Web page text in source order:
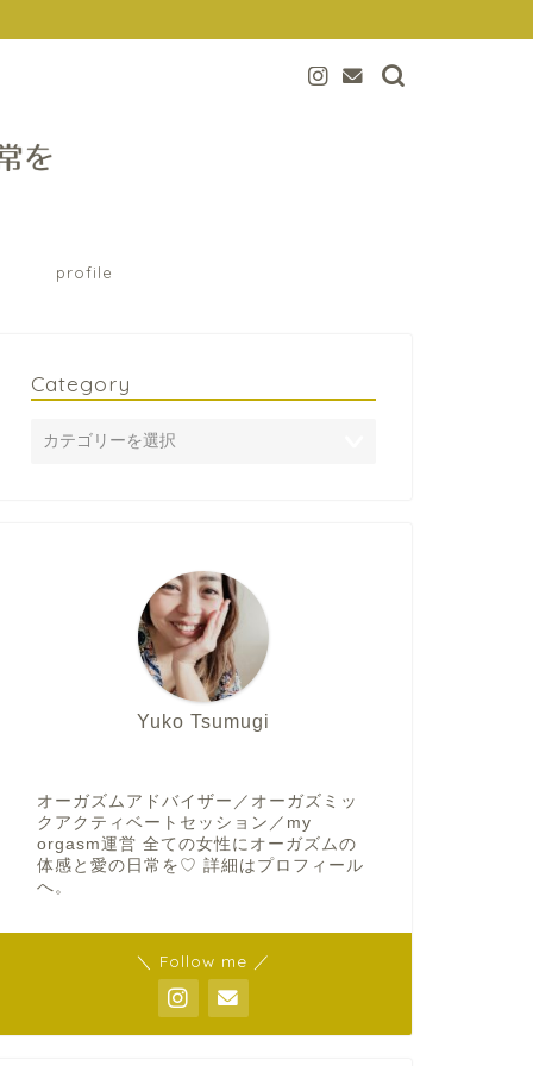
profile
Category
Yuko Tsumugi
オーガズムアドバイザー／オーガズミッ
クアクティベートセッション／my
orgasm運営 全ての女性にオーガズムの
体感と愛の日常を♡ 詳細はプロフィール
へ。
＼ Follow me ／